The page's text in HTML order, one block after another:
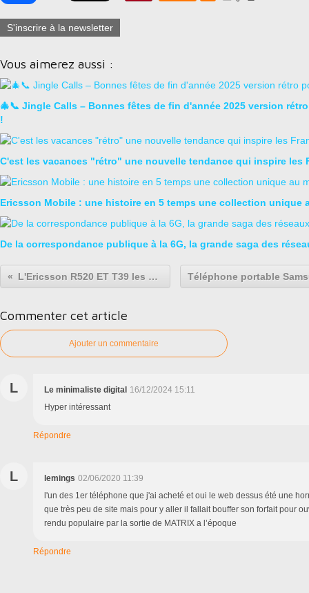
S'inscrire à la newsletter
Vous aimerez aussi :
🎄📞 Jingle Calls – Bonnes fêtes de fin d'année 2025 version
!
C'est les vacances "rétro" une nouvelle tendance qui inspire les
Ericsson Mobile : une histoire en 5 temps une collection unique
De la correspondance publique à la 6G, la grande saga des
L'Ericsson R520 ET T39 les premiers téléphones portables bluetooth
Commenter cet article
Ajouter un commentaire
L Le minimaliste digital 16/12/2024 15:11
Hyper intéressant
Répondre
L lemings 02/06/2020 11:39
l'un des 1er téléphone que j'ai acheté et oui le web dessus été une
que très peu de site mais pour y aller il fallait bouffer son forfait pour
rendu populaire par la sortie de MATRIX a l’époque
Répondre